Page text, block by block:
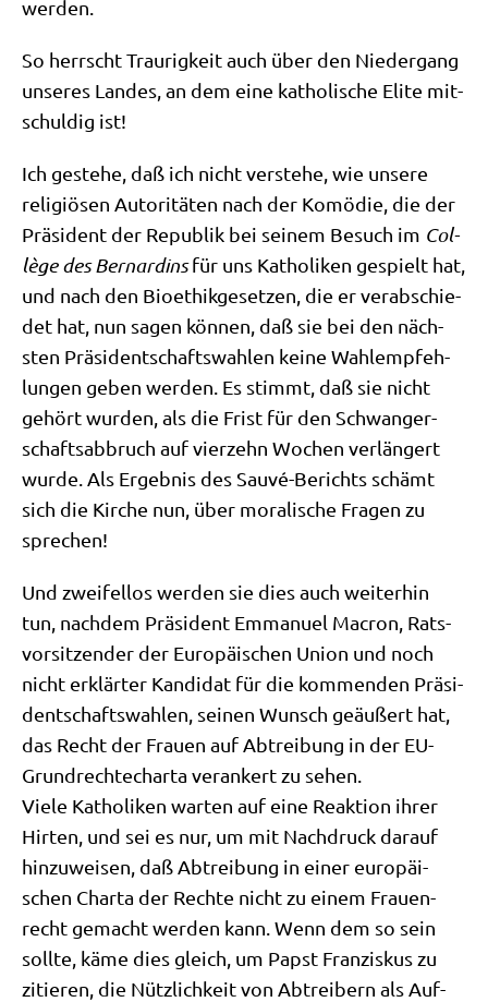
werden.
So herrscht Trau­rig­keit auch über den Nie­der­gang
unse­res Lan­des, an dem eine katho­li­sche Eli­te mit­
schul­dig ist!
Ich geste­he, daß ich nicht ver­ste­he, wie unse­re
reli­giö­sen Auto­ri­tä­ten nach der Komö­die, die der
Prä­si­dent der Repu­blik bei sei­nem Besuch im Col­
lè­ge desBer­nard­insfür uns Katho­li­ken gespielt hat,
und nach den Bio­ethik­ge­set­zen, die er ver­ab­schie­
det hat, nun sagen kön­nen, daß sie bei den näch­
sten Prä­si­dent­schafts­wah­len kei­ne Wahl­emp­feh­
lun­gen geben wer­den. Es stimmt, daß sie nicht
gehört wur­den, als die Frist für den Schwan­ger­
schafts­ab­bruch auf vier­zehn Wochen ver­län­gert
wur­de. Als Ergeb­nis des Sau­vé-Berichts schämt
sich die Kir­che nun, über mora­li­sche Fra­gen zu
sprechen!
Und zwei­fel­los wer­den sie dies auch wei­ter­hin
tun, nach­dem Prä­si­dent Emma­nu­el Macron, Rats­
vor­sit­zen­der der Euro­päi­schen Uni­on und noch
nicht erklär­ter Kan­di­dat für die kom­men­den Prä­si­
dent­schafts­wah­len, sei­nen Wunsch geäu­ßert hat,
das Recht der Frau­en auf Abtrei­bung in der EU-
Grund­rech­te­char­ta ver­an­kert zu sehen.
Vie­le Katho­li­ken war­ten auf eine Reak­ti­on ihrer
Hir­ten, und sei es nur, um mit Nach­druck dar­auf
hin­zu­wei­sen, daß Abtrei­bung in einer euro­päi­
schen Char­ta der Rech­te nicht zu einem Frau­en­
recht gemacht wer­den kann. Wenn dem so sein
soll­te, käme dies gleich, um Papst Fran­zis­kus zu
zitie­ren, die Nütz­lich­keit von Abtrei­bern als Auf­